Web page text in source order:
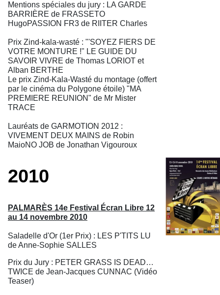
Mentions spéciales du jury : LA GARDE
BARRIÈRE de FRASSETO
HugoPASSION FR3 de RIITER Charles
Prix Zind-kala-wasté : "'SOYEZ FIERS DE
VOTRE MONTURE !" LE GUIDE DU
SAVOIR VIVRE de Thomas LORIOT et
Alban BERTHE
Le prix Zind-Kala-Wasté du montage (offert
par le cinéma du Polygone étoile) "MA
PREMIERE REUNION" de Mr Mister
TRACE
Lauréats de GARMOTION 2012 :
VIVEMENT DEUX MAINS de Robin
MaioNO JOB de Jonathan Vigouroux
2010
PALMARÈS 14e Festival Écran Libre 12
au 14 novembre 2010
Saladelle d'Or (1er Prix) : LES P'TITS LU
de Anne-Sophie SALLES
Prix du Jury : PETER GRASS IS DEAD…
TWICE de Jean-Jacques CUNNAC (Vidéo
Teaser)